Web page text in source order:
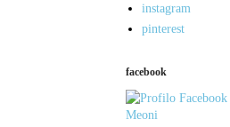
instagram
pinterest
facebook